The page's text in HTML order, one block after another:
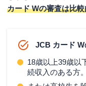
カード Wの審査は比
JCB カード
18歳以上39歳以
続収入のある方。